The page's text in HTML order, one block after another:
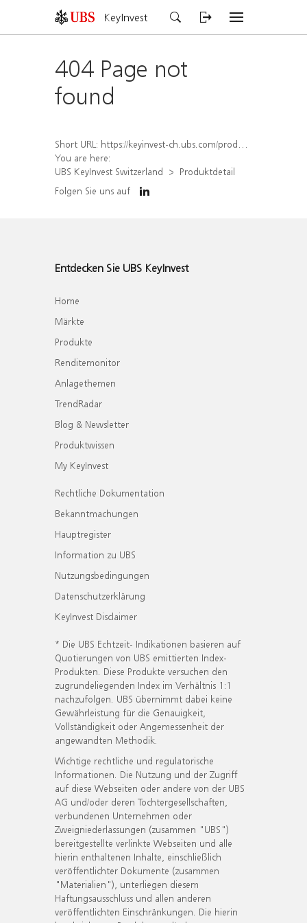
KeyInvest
404 Page not
found
Short URL: https://keyinvest-ch.ubs.com/produkt/detail/index/isin/CH1582450123
You are here:
UBS KeyInvest Switzerland
Produktdetail
Folgen Sie uns auf
Entdecken Sie UBS KeyInvest
Home
Märkte
Produkte
Renditemonitor
Anlagethemen
TrendRadar
Blog & Newsletter
Produktwissen
My KeyInvest
Rechtliche Dokumentation
Bekanntmachungen
Hauptregister
Information zu UBS
Nutzungsbedingungen
Datenschutzerklärung
KeyInvest Disclaimer
* Die UBS Echtzeit- Indikationen basieren auf
Quotierungen von UBS emittierten Index-
Produkten. Diese Produkte versuchen den
zugrundeliegenden Index im Verhältnis 1:1
nachzufolgen. UBS übernimmt dabei keine
Gewährleistung für die Genauigkeit,
Vollständigkeit oder Angemessenheit der
angewandten Methodik.
Wichtige rechtliche und regulatorische
Informationen. Die Nutzung und der Zugriff
auf diese Webseiten oder andere von der UBS
AG und/oder deren Tochtergesellschaften,
verbundenen Unternehmen oder
Zweigniederlassungen (zusammen "UBS")
bereitgestellte verlinkte Webseiten und alle
hierin enthaltenen Inhalte, einschließlich
veröffentlichter Dokumente (zusammen
"Materialien"), unterliegen diesem
Haftungsausschluss und allen anderen
veröffentlichten Einschränkungen. Die hierin